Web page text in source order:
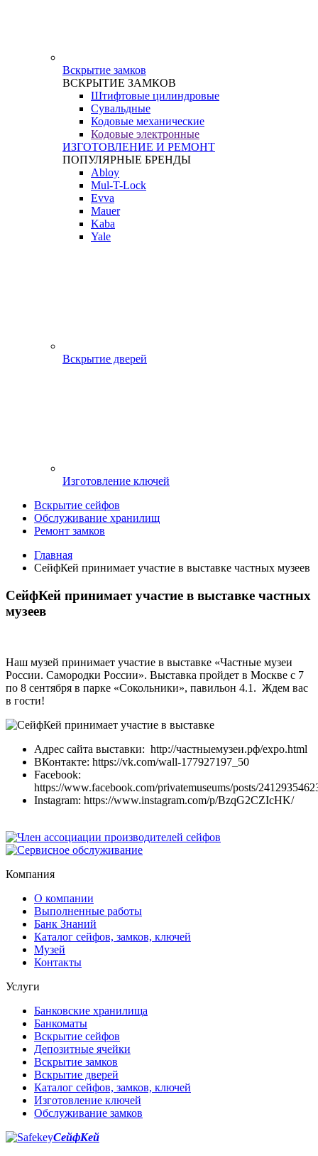
Вскрытие замков
ВСКРЫТИЕ ЗАМКОВ
Штифтовые цилиндровые
Сувальдные
Кодовые механические
Кодовые электронные
ИЗГОТОВЛЕНИЕ И РЕМОНТ
ПОПУЛЯРНЫЕ БРЕНДЫ
Abloy
Mul-T-Lock
Evva
Mauer
Kaba
Yale
Вскрытие дверей
Изготовление ключей
Вскрытие сейфов
Обслуживание хранилищ
Ремонт замков
Главная
СейфКей принимает участие в выставке частных музеев
СейфКей принимает участие в выставке частных
музеев
Наш музей принимает участие в выставке «Частные музеи
России. Самородки России». Выставка пройдет в Москве с 7
по 8 сентября в парке «Сокольники», павильон 4.1. Ждем вас
в гости!
Адрес сайта выставки: http://частныемузеи.рф/expo.html
ВКонтакте: https://vk.com/wall-177927197_50
Facebook:
https://www.facebook.com/privatemuseums/posts/
Instagram: https://www.instagram.com/p/BzqG2CZIcHK/
Компания
О компании
Выполненные работы
Банк Знаний
Каталог сейфов, замков, ключей
Музей
Контакты
Услуги
Банковские хранилища
Банкоматы
Вскрытие сейфов
Депозитные ячейки
Вскрытие замков
Вскрытие дверей
Каталог сейфов, замков, ключей
Изготовление ключей
Обслуживание замков
СейфКей